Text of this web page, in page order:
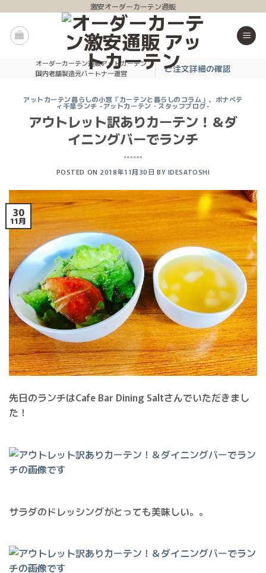
content
激安オーダーカーテン通販
オーダーカーテン通販アットカーテン
国内老舗製造元パートナー運営
ご注文詳細の確認
アットカーテン暮らしの小窓「カーテンと暮らしのコラム」 、 ボナペテ
ィ千葉ランチ -アットカーテン・スタッフブログ-
アウトレット訳ありカーテン！＆ダ
イニングバーでランチ
POSTED ON 2018年11月30日 BY IDESATOSHI
30
11月
先日のランチはCafe Bar Dining Saltさんでいただきまし
た！
サラダのドレッシングがとっても美味しい。。